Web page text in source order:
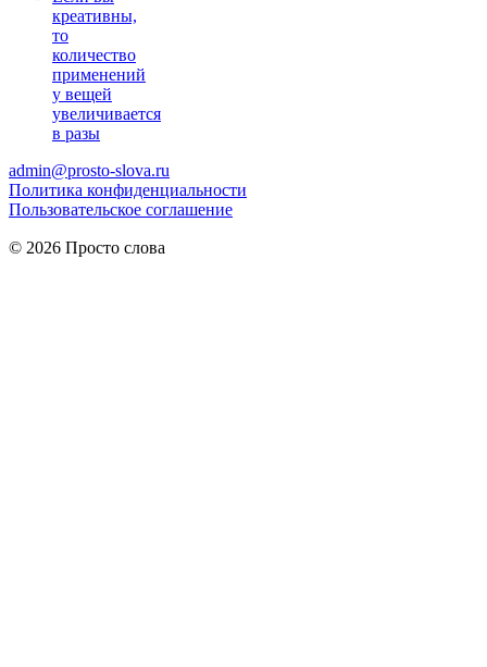
креативны,
то
количество
применений
у вещей
увеличивается
в разы
admin@prosto-slova.ru
Политика конфиденциальности
Пользовательское соглашение
© 2026 Просто слова